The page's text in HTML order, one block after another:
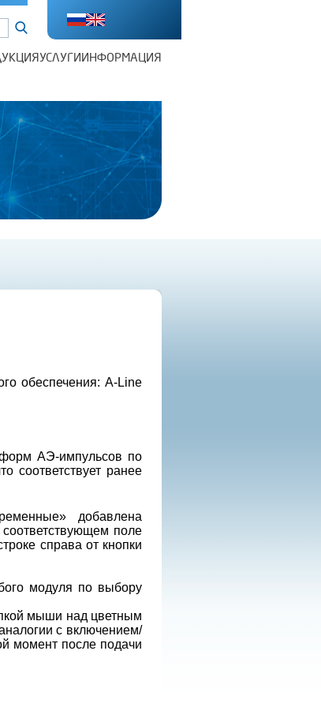
УСЛУГИ ИНФОРМАЦИЯ
обеспечения: A-Line
форм АЭ-импульсов по
соответствует ранее
добавлена
поле
справа от кнопки
модуля по выбору
мыши над цветным
с включением/
момент после подачи